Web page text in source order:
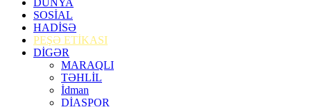
DÜNYA
SOSİAL
HADİSƏ
PEŞƏ ETİKASI
DİGƏR
MARAQLI
TƏHLİL
İdman
DİASPOR